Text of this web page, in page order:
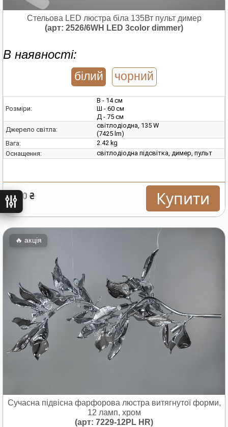
Стельова LED люстра біла 135Вт пульт димер
(арт: 2526/6WH LED 3color dimmer)
В наявності:
білий чорний
Розміри:
В - 14 см
Ш - 60 см
Д - 75 см
Джерело світла:
світлодіодна, 135 W
(7425 lm)
Вага:
2.42 kg
Оснащення:
світлодіодна підсвітка, димер, пульт
3060 ₴ Купити
🔥 акція
Сучасна підвісна фарфорова люстра витягнутої форми,
12 ламп, хром
(арт: 7229-12PL HR)